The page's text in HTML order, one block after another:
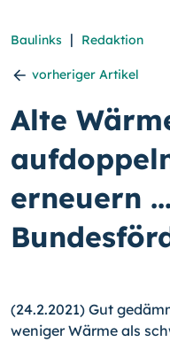
Baulinks | Redaktion
vorheriger Artikel
Alte
erneuern
(24.2.2021) Gut
weniger Wärme als